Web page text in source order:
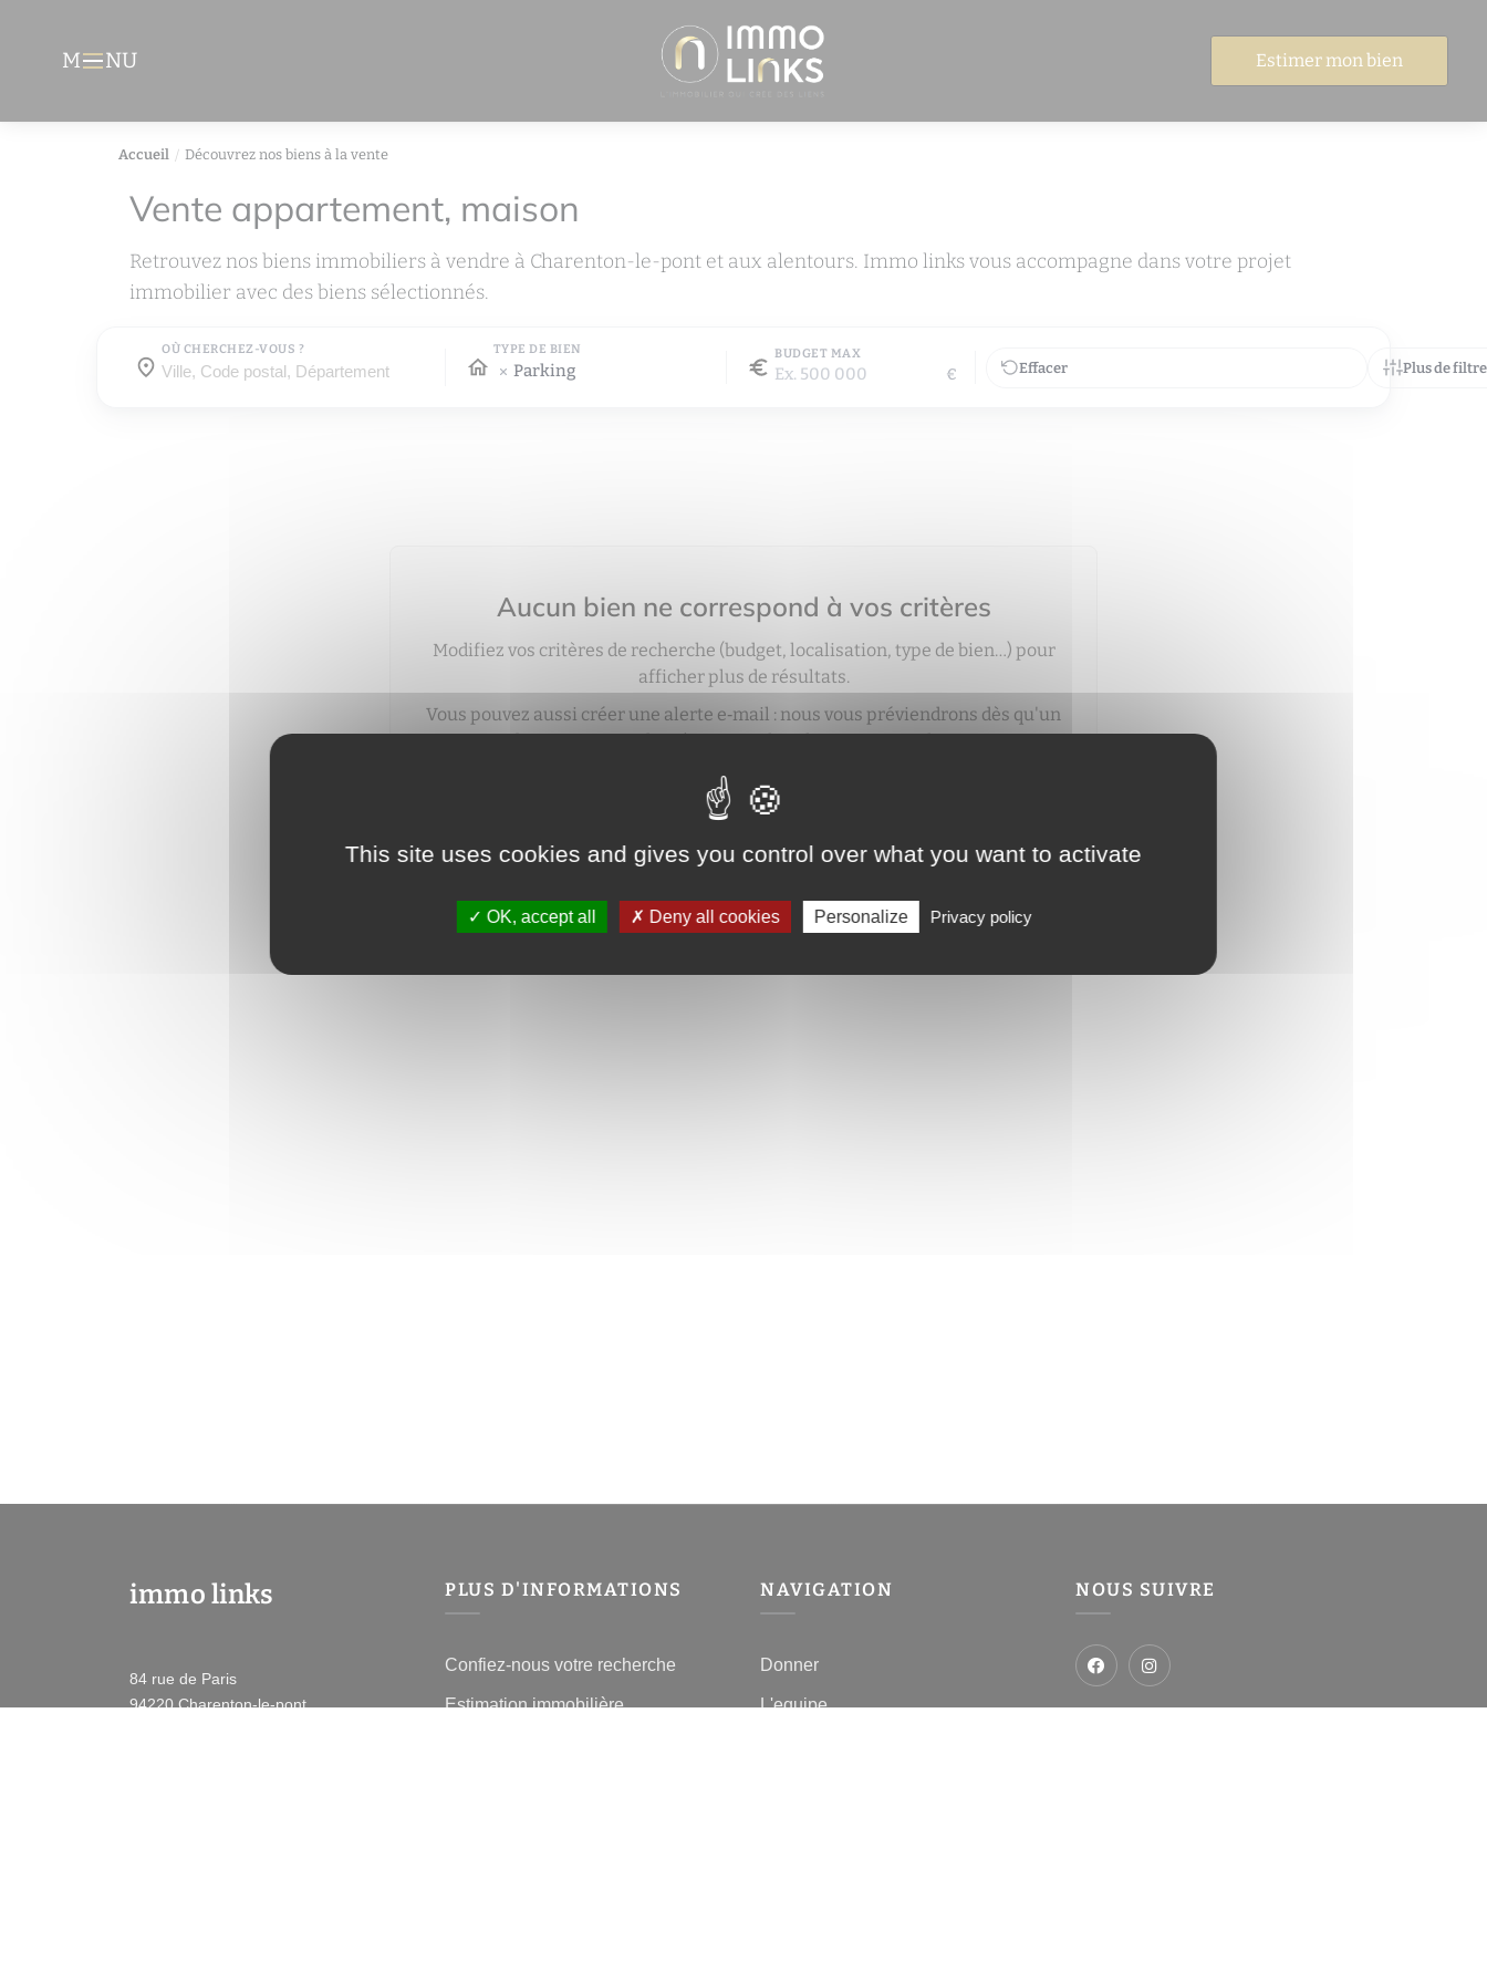
M
Menu
NU Estimer mon bien
Accueil Découvrez nos biens à la vente
Vente appartement, maison
Retrouvez nos biens immobiliers à vendre à Charenton-le-pont et aux alentours. Immo links vous accompagne dans votre projet
immobilier avec des biens sélectionnés.
OÙ CHERCHEZ-VOUS ?
Où cherchez-vous ?
Où cherchez-vous ?
TYPE DE BIEN
Parking
BUDGET MAX
€ Effacer Plus de
Aucun bien ne correspond à vos critères
Modifiez vos critères de recherche (budget, localisation, type de bien…) pour
afficher plus de résultats.
Vous pouvez aussi créer une alerte e‑mail : nous vous préviendrons dès qu'un
bien correspondant à votre recherche sera mis en ligne.
créer une alerte
immo links
84 rue de Paris
94220 Charenton-le-pont
PLUS D'INFORMATIONS
Confiez-nous votre recherche
Estimation immobilière
NAVIGATION
Donner
L'equipe
NOUS SUIVRE
This site uses cookies and gives you control over what you want to activate
OK, accept all Deny all cookies Personalize Privacy policy